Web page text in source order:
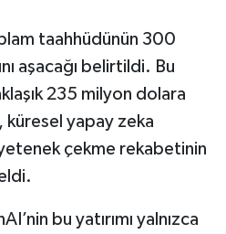
taahhüdünün 300
aşacağı belirtildi. Bu
235 milyon dolara
küresel yapay zeka
çekme rekabetinin
bu yatırımı yalnızca